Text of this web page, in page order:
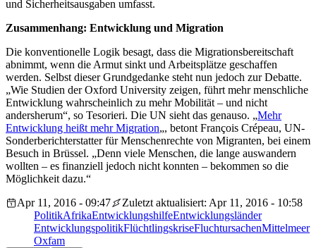
und Sicherheitsausgaben umfasst.
Zusammenhang: Entwicklung und Migration
Die konventionelle Logik besagt, dass die Migrationsbereitschaft
abnimmt, wenn die Armut sinkt und Arbeitsplätze geschaffen
werden. Selbst dieser Grundgedanke steht nun jedoch zur Debatte.
„Wie Studien der Oxford University zeigen, führt mehr menschliche
Entwicklung wahrscheinlich zu mehr Mobilität – und nicht
andersherum“, so Tesorieri. Die UN sieht das genauso. „Mehr
Entwicklung heißt mehr Migration„, betont François Crépeau, UN-
Sonderberichterstatter für Menschenrechte von Migranten, bei einem
Besuch in Brüssel. „Denn viele Menschen, die lange auswandern
wollten – es finanziell jedoch nicht konnten – bekommen so die
Möglichkeit dazu.“
Apr 11, 2016 - 09:47
Zuletzt aktualisiert: Apr 11, 2016 - 10:58
PolitikAfrikaEntwicklungshilfeEntwicklungsländer
EntwicklungspolitikFlüchtlingskriseFluchtursachenMittelmeer
Oxfam